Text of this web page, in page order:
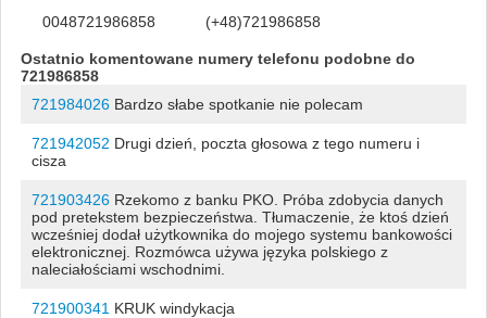
0048721986858 (+48)721986858
Ostatnio komentowane numery telefonu podobne do
721986858
721984026Bardzo słabe spotkanie nie polecam
721942052 Drugi dzień, poczta głosowa z tego numeru i
cisza
721903426Rzekomo z banku PKO. Próba zdobycia danych
pod pretekstem bezpieczeństwa. Tłumaczenie, że ktoś dzień
wcześniej dodał użytkownika do mojego systemu bankowości
elektronicznej. Rozmówca używa języka polskiego z
naleciałościami wschodnimi.
721900341 KRUK windykacja